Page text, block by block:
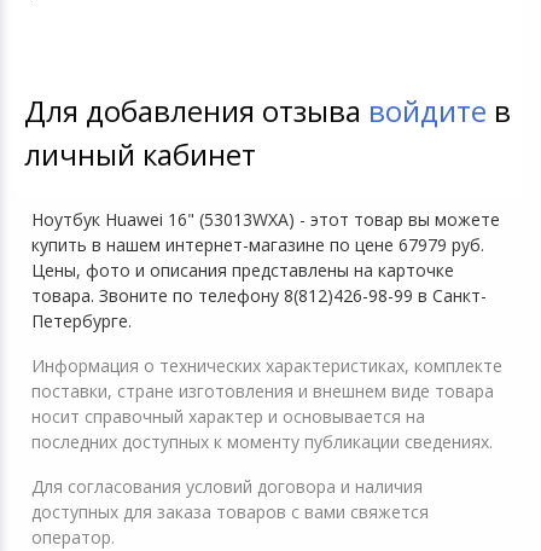
Для добавления отзыва войдите в
личный кабинет
Ноутбук Huawei 16" (53013WXA) - этот товар вы можете
купить в нашем интернет-магазине по цене 67979 руб.
Цены, фото и описания представлены на карточке
товара. Звоните по телефону 8(812)426-98-99 в Санкт-
Петербурге.
Информация о технических характеристиках, комплекте
поставки, стране изготовления и внешнем виде товара
носит справочный характер и основывается на
последних доступных к моменту публикации сведениях.
Для согласования условий договора и наличия
доступных для заказа товаров с вами свяжется
оператор.